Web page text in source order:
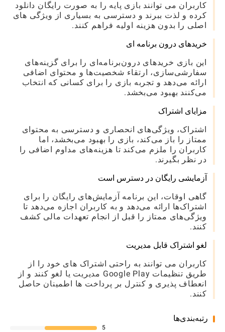
کاربران می توانند بازی پایه را به صورت رایگان دانلود
کرده و لذت ببرند و دسترسی به بسیاری از ویژگی های
اصلی را بدون هزینه اولیه فراهم کنند.
خریدهای درون برنامه ای
این بازی خریدهای درون‌برنامه‌ای را برای گزینه‌های
سفارشی‌سازی، ارتقاء شخصیت‌ها و محتوای اضافی
ارائه می‌دهد و تجربه بازی را برای کسانی که انتخاب
می‌کنند بهبود می‌بخشد.
مزایای اشتراک
اشتراک، ویژگی‌های انحصاری و دسترسی به محتوای
ممتاز را باز می‌کند، بازی را بهبود می‌بخشد، اما
کاربران را ملزم می‌کند تا هزینه‌های مداوم اضافی را
در نظر بگیرند.
آزمایشی رایگان در دسترس است
گاهی اوقات، این برنامه آزمایش‌های رایگان را برای
اشتراک‌ها ارائه می‌دهد و به کاربران اجازه می‌دهد تا
ویژگی‌های ممتاز را قبل از انجام تعهدات مالی کشف
کنند.
لغو اشتراک قابل مدیریت
کاربران می توانند به راحتی اشتراک های خود را از
طریق تنظیمات Google Play مدیریت یا لغو کنند و از
انعطاف پذیری و کنترل بر پرداخت ها اطمینان حاصل
کنند.
رتبه‌بندی‌ها
5